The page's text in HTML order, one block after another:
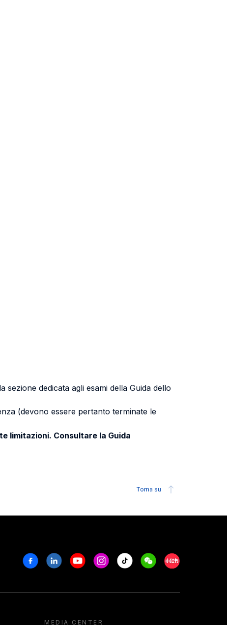
dedicata agli esami della Guida dello
(devono essere pertanto terminate le
limitazioni. Consultare la Guida
Torna su
FacebookLinkedinYoutubeInstagram
Tiktok WeechatXiaohongshu/
MEDIA CENTER